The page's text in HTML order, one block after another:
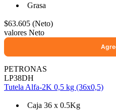
Grasa
$63.605 (Neto)
valores Neto
PETRONAS
LP38DH
Tutela Alfa-2K 0,5 kg (36x0,5)
Caja 36 x 0.5Kg